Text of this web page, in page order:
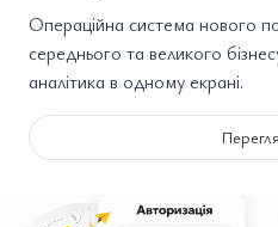
Операційна система нового
середнього та великого
аналітика в одному екрані.